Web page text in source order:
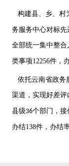
构建县、乡、村
务服务中心对标先
全部统一集中整
类事项12256件，
依托云南省政务
渠道，实现好差
县级36个部门，接
办结138件，办结